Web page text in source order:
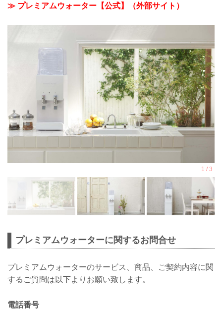
≫ プレミアムウォーター【公式】（外部サイト）
プレミアムウォーターに関するお問合せ
プレミアムウォーターのサービス、商品、ご契約内容に関
するご質問は以下よりお願い致します。
電話番号